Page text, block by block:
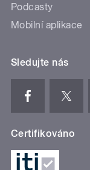
Podcasty
Mobilní aplikace
Sledujte nás
Certifikováno